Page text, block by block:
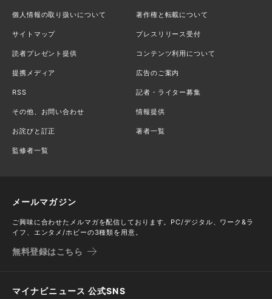
個人情報の取り扱いについて 著作権と転載について
サイトマップ プレスリリース受付
読者プレゼント提供 コンテンツ利用について
提携メディア 広告のご案内
RSS 記者・ライター募集
その他、お問い合わせ 情報提供
お詫びと訂正 著者一覧
監修者一覧
メールマガジン
ご興味に合わせたメルマガを配信しております。PC/デジタル、ワーク&ラ
イフ、エンタメ/ホビーの3種類を用意。
無料登録はこちら
マイナビニュース 公式SNS